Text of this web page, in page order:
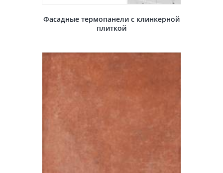
Фасадные термопанели с клинкерной
плиткой